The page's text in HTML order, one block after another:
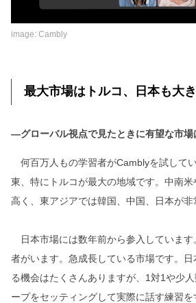
image: Cambly
最大市場はトルコ、日本も大
―グローバル視点で見たときに有望な市場
何百万人もの学習者がCamblyを試して
東、特にトルコが最大の地域です。中南
高く、東アジアでは韓国、中国、日本が非
日本市場には数年前から参入しています
者がいます。急成長している市場です。
る機会はたくさんありますが、1対1や少
ープをセッティングして実際に話す練習を